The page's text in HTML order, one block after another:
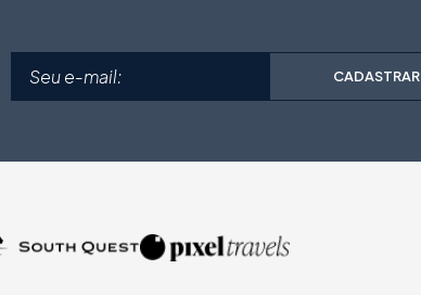
CADASTRAR